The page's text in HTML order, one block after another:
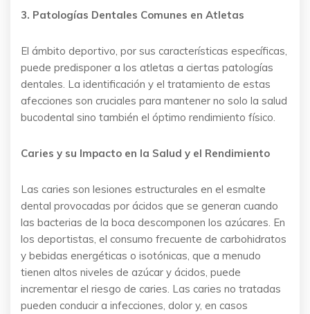
3. Patologías Dentales Comunes en Atletas
El ámbito deportivo, por sus características específicas,
puede predisponer a los atletas a ciertas patologías
dentales. La identificación y el tratamiento de estas
afecciones son cruciales para mantener no solo la salud
bucodental sino también el óptimo rendimiento físico.
Caries y su Impacto en la Salud y el Rendimiento
Las caries son lesiones estructurales en el esmalte
dental provocadas por ácidos que se generan cuando
las bacterias de la boca descomponen los azúcares. En
los deportistas, el consumo frecuente de carbohidratos
y bebidas energéticas o isotónicas, que a menudo
tienen altos niveles de azúcar y ácidos, puede
incrementar el riesgo de caries. Las caries no tratadas
pueden conducir a infecciones, dolor y, en casos